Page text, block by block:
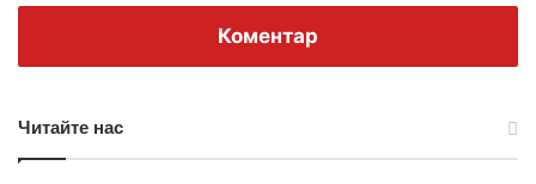
Коментар
Читайте нас